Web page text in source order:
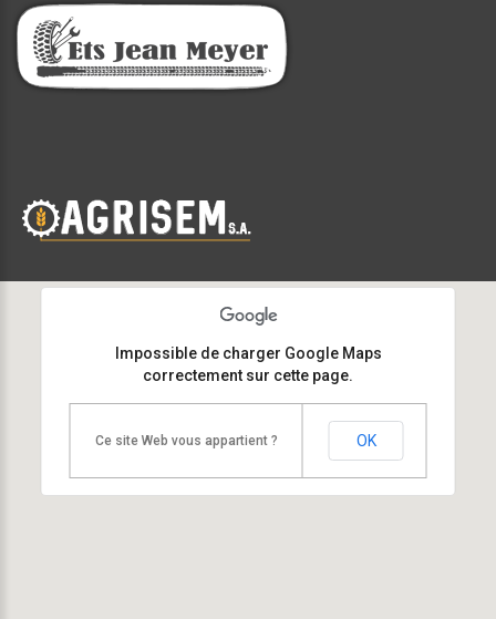
Impossible de charger Google Maps
correctement sur cette page.
Ce site Web vous appartient ? OK